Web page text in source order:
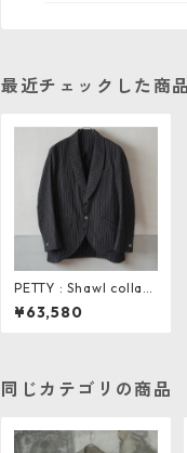
最近チェックした商品
PETTY : Shawl collar j
acket
¥63,580
同じカテゴリの商品